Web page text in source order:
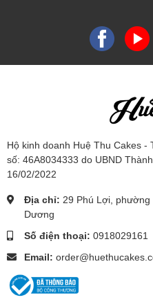
Hộ kinh doanh Huệ Thu Cakes
số: 46A8034333 do UBND
16/02/2022
Địa chỉ: 29 Phú Lợi,
Dương
Số điện thoại: 0918029161
Email: